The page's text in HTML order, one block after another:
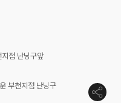
점 난닝구앞
부천지점 난닝구